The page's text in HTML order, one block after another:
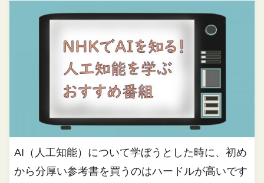
AI（人工知能）について学ぼうとした時に、初め
から分厚い参考書を買うのはハードルが高いです